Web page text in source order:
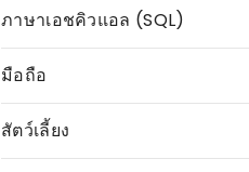
ภาษาเอชคิวแอล (SQL)
มือถือ
สัตว์เลี้ยง